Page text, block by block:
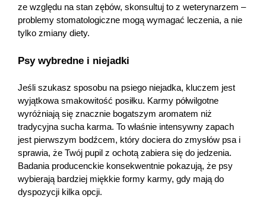
ze względu na stan zębów, skonsultuj to z weterynarzem –
problemy stomatologiczne mogą wymagać leczenia, a nie
tylko zmiany diety.
Psy wybredne i niejadki
Jeśli szukasz sposobu na psiego niejadka, kluczem jest
wyjątkowa smakowitość posiłku. Karmy półwilgotne
wyróżniają się znacznie bogatszym aromatem niż
tradycyjna sucha karma. To właśnie intensywny zapach
jest pierwszym bodźcem, który dociera do zmysłów psa i
sprawia, że Twój pupil z ochotą zabiera się do jedzenia.
Badania producenckie konsekwentnie pokazują, że psy
wybierają bardziej miękkie formy karmy, gdy mają do
dyspozycji kilka opcji.